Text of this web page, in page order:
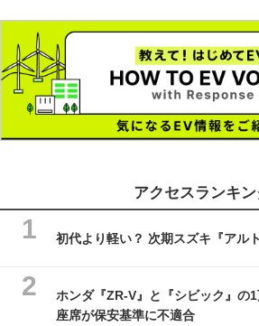
アクセスランキン
初代より軽い？ 次期スズキ『アル
ホンダ『ZR-V』と『シビック』の1
座席が保安基準に不適合